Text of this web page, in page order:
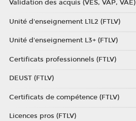
Validation des acquis (VES, VAP, VAE)
Unité d'enseignement L1L2 (FTLV)
Unité d'enseignement L3+ (FTLV)
Certificats professionnels (FTLV)
DEUST (FTLV)
Certificats de compétence (FTLV)
Licences pros (FTLV)